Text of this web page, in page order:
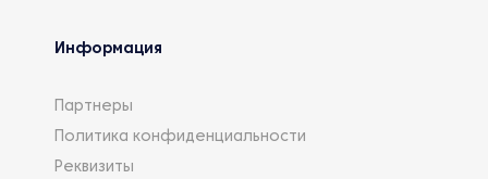
Информация
Партнеры
Политика конфиденциальности
Реквизиты